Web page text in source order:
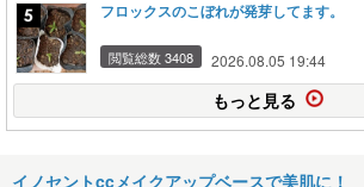
フロックスのこぼれが発芽してます。
閲覧総数 3408 2026.08.05 19:44
もっと見る
イノセントccメイクアップベースで美肌に！